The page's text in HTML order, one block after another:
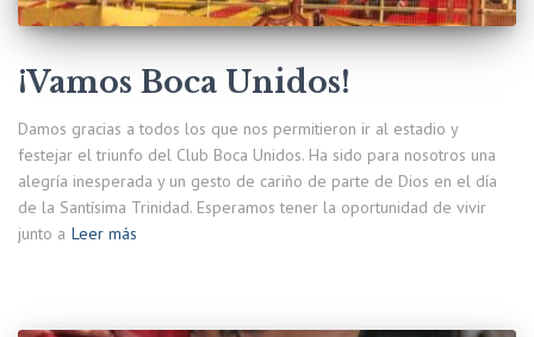
¡Vamos Boca Unidos!
Damos gracias a todos los que nos permitieron ir al estadio y
festejar el triunfo del Club Boca Unidos. Ha sido para nosotros una
alegría inesperada y un gesto de cariño de parte de Dios en el día
de la Santísima Trinidad. Esperamos tener la oportunidad de vivir
junto a Leer más